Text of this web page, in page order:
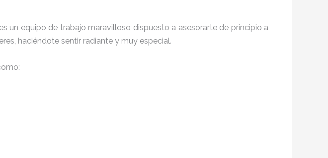
un equipo de trabajo maravilloso dispuesto a asesorarte de principio a
haciéndote sentir radiante y muy especial.